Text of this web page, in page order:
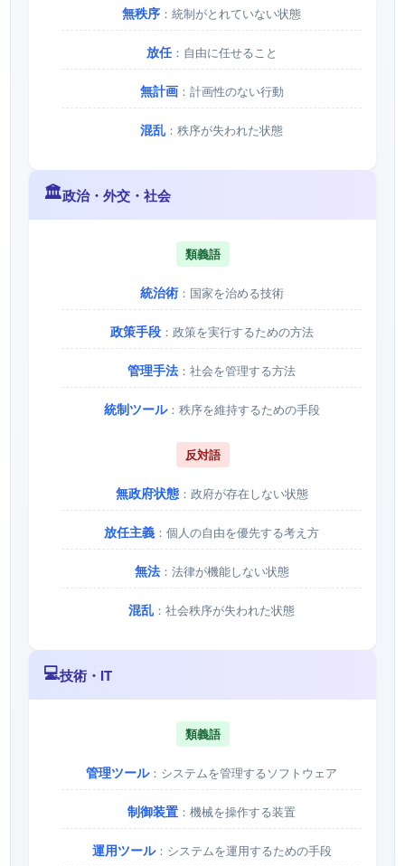
無秩序 ：統制がとれていない状態
放任：自由に任せること
無計画：計画性のない行動
混乱 ：秩序が失われた状態
🏛️政治・外交・社会
類義語
統治術：国家を治める技術
政策手段：政策を実行するための方法
管理手法 ：社会を管理する方法
統制ツール：秩序を維持するための手段
反対語
無政府状態：政府が存在しない状態
放任主義 ：個人の自由を優先する考え方
無法：法律が機能しない状態
混乱 ：社会秩序が失われた状態
💻技術・IT
類義語
管理ツール：システムを管理するソフトウェア
制御装置 ：機械を操作する装置
運用ツール：システムを運用するための手段